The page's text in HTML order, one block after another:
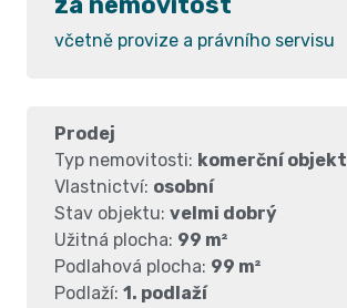
včetně provize a právního servisu
Prodej
Typ nemovitosti: komerční objekt
Vlastnictví: osobní
Stav objektu: velmi dobrý
Užitná plocha: 99 m²
Podlahová plocha: 99 m²
Podlaží: 1. podlaží